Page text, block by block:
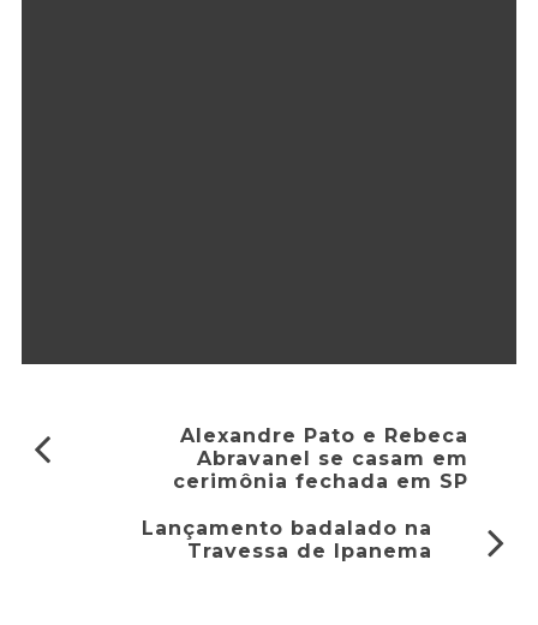
Alexandre Pato e Rebeca
Abravanel se casam em
cerimônia fechada em SP
Lançamento badalado na
Travessa de Ipanema